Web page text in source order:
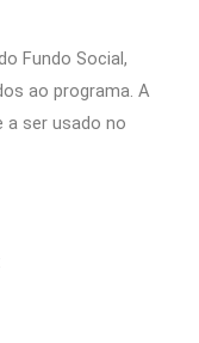
Fundo Social,
ao programa. A
a ser usado no